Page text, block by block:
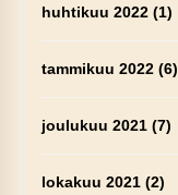
huhtikuu 2022(1)
tammikuu 2022(6)
joulukuu 2021(7)
lokakuu 2021(2)